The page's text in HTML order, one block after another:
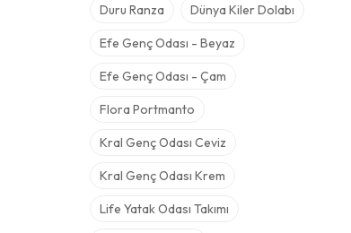
Duru Ranza Dünya Kiler Dolabı
Efe Genç Odası - Beyaz
Efe Genç Odası - Çam
Flora Portmanto
Kral Genç Odası Ceviz
Kral Genç Odası Krem
Life Yatak Odası Takımı